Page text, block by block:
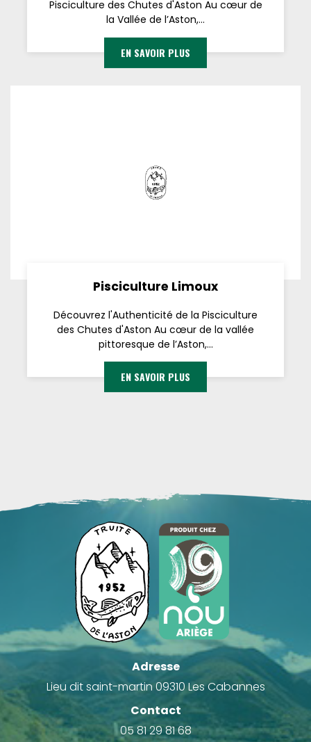
Pisciculture des Chutes d'Aston Au cœur de
la Vallée de l’Aston,...
EN SAVOIR PLUS
Pisciculture Limoux
Découvrez l'Authenticité de la Pisciculture
des Chutes d'Aston Au cœur de la vallée
pittoresque de l’Aston,...
EN SAVOIR PLUS
Adresse
Lieu dit saint-martin 09310 Les Cabannes
Contact
05 81 29 81 68